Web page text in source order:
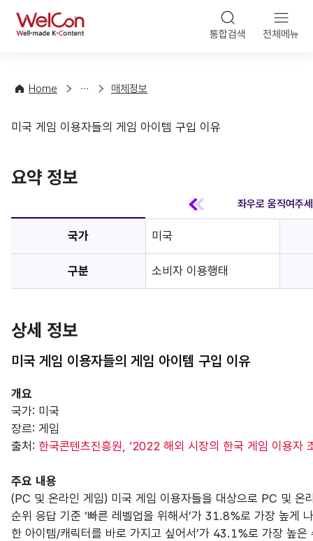
WelCon 통합검색 전체메뉴
Home
컨
팅
해
기
정
매체정보
매체정보
미국 게임 이용자들의 게임 아이템 구입 이유
요약 정보
국가 미국
구분 소비자 이용행태
상세 정보
미국 게임 이용자들의 게임 아이템 구입 이유
개요
국가: 미국
장르: 게임
출처: 한국콘텐츠진흥원, ‘2022 해외 시장의 한국 게임 이용자
주요 내용
(PC 및 온라인 게임) 미국 게임 이용자들을 대상으로 PC 및 온
순위 응답 기준 ‘빠른 레벨업을 위해서’가 31.8%로 가장 높게
한 아이템/캐릭터를 바로 가지고 싶어서’가 43.1%로 가장 높은